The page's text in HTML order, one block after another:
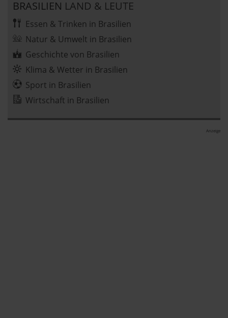
BRASILIEN LAND & LEUTE
Essen & Trinken in Brasilien
Natur & Umwelt in Brasilien
Geschichte von Brasilien
Klima & Wetter in Brasilien
Sport in Brasilien
Wirtschaft in Brasilien
Anzeige